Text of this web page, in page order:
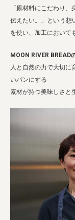
「原材料にこだわり
伝えたい。」という想
を使い、加工において
MOON RIVER BREAD
人と自然の力で大切に
いパンにする
素材が持つ美味しさと